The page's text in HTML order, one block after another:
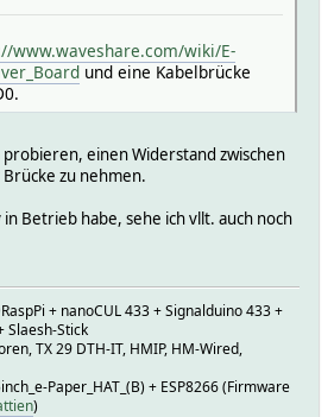
www.waveshare.com/wiki/E-
und eine Kabelbrücke
einen Widerstand zwischen
zu nehmen.
Betrieb habe, sehe ich vllt. auch noch
+ nanoCUL 433 + Signalduino 433 +
Slaesh-Stick
TX 29 DTH-IT, HMIP, HM-Wired,
Paper_HAT_(B) + ESP8266 (Firmware
)